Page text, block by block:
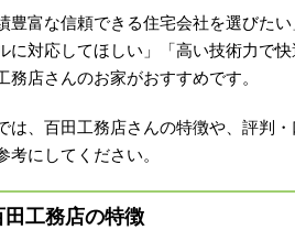
豊富な信頼できる住宅会社を選びた
に対応してほしい」「高い技術力で
務店さんのお家がおすすめです。
は、百田工務店さんの特徴や、評判
考にしてください。
田工務店の特徴